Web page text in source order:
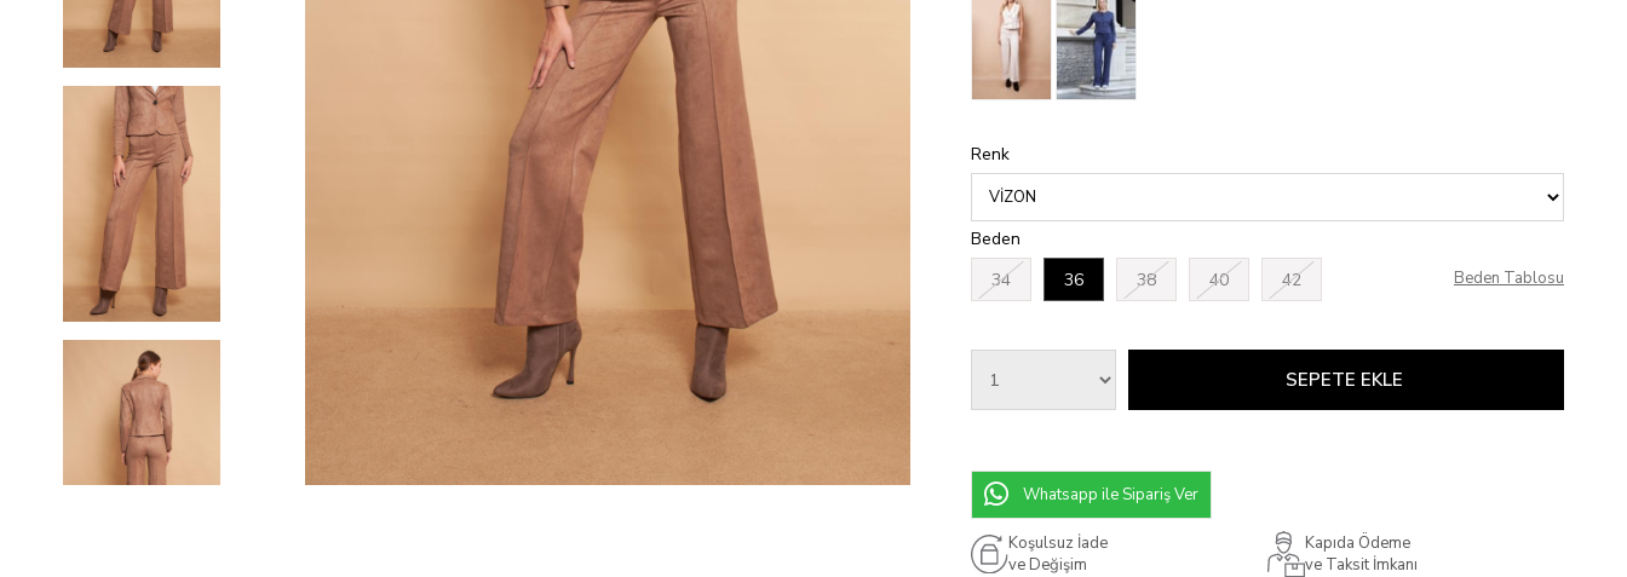
Renk
Beden
34
36 38 40 42 Beden Tablosu
Whatsapp ile Sipariş Ver
Koşulsuz İade
ve Değişim
Kapıda Ödeme
ve Taksit İmkanı